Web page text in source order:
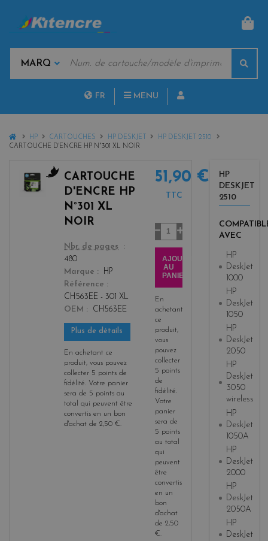
MARQUES
CLÉS
FR MENU
HOME
HP CARTOUCHES HP DESKJET
HP DESKJET 2510
CARTOUCHE D'ENCRE HP N°301 XL NOIR
CARTOUCHE
D'ENCRE HP
N°301 XL
NOIR
color
Nbr. de pages
480
Marque
HP
Référence
CH563EE - 301 XL
OEM
CH563EE
Plus de détails
En achetant ce
produit, vous pouvez
collecter 5 points de
fidélité. Votre panier
sera de 5 points au
total qui peuvent être
convertis en un bon
d'achat de 2,50 €.
51,90 €
TTC
Quantité
AJOUTER
AU
PANIER
En
achetant
ce
produit,
vous
pouvez
collecter
5 points
de
fidélité.
Votre
panier
sera de
5 points
au total
qui
peuvent
être
convertis
en un
bon
d'achat
de 2,50
€.
HP
DESKJET
2510
AVEC
HP
DeskJet
1000
HP
DeskJet
1050
HP
DeskJet
2050
HP
DeskJet
3050
wireless
HP
DeskJet
1050A
HP
DeskJet
2000
HP
DeskJet
2050A
HP
DeskJet